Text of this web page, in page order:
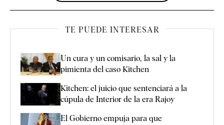
TE PUEDE INTERESAR
Un cura y un comisario, la sal y la
pimienta del caso Kitchen
Kitchen: el juicio que sentenciará a la
cúpula de Interior de la era Rajoy
El Gobierno empuja para que